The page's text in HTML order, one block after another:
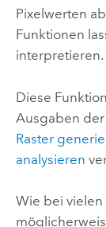
Pixelwerten
Funktionen
interpretieren.
Diese
Ausgaben
Raster
analysieren
Wie bei vielen